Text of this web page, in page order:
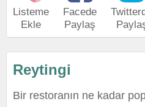
Listeme
Ekle
Facede
Paylaş
Reytingi
Bir restoranın ne kadar